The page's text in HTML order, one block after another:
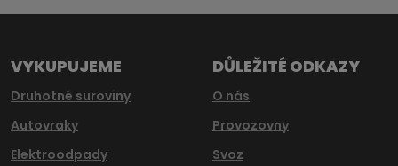
nepodařilo
VYKUPUJEME
Druhotné suroviny
Autovraky
Elektroodpady
DŮLEŽITÉ ODKAZY
O nás
Provozovny
Svoz